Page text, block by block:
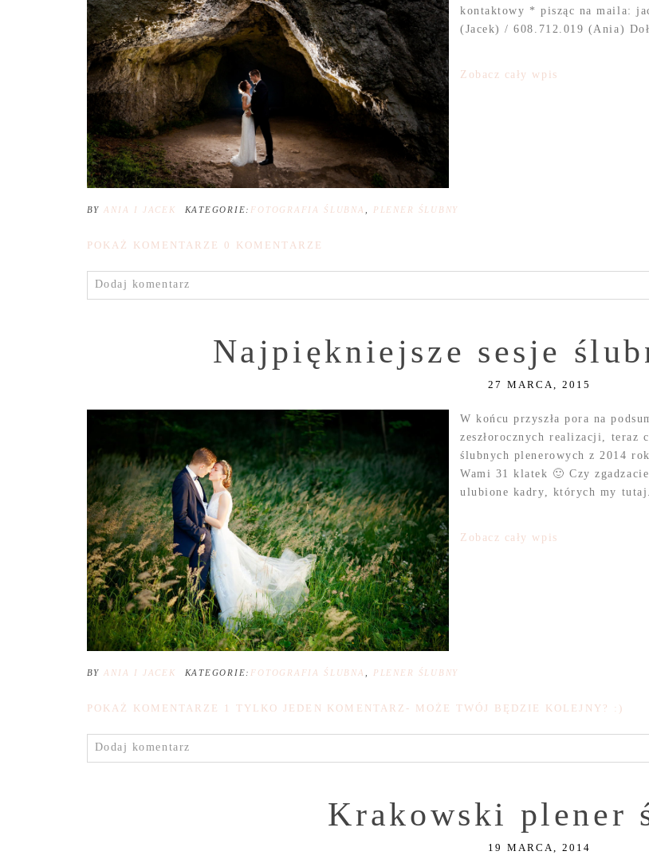
kontaktowy * pisząc na maila:
(Jacek) / 608.712.019 (Ania)
Zobacz cały wpis
BY ANIA I JACEK KATEGORIE: FOTOGRAFIA ŚLUBNA PLENER ŚLUBNY
POKAŻ KOMENTARZE 0 KOMENTARZE
Dodaj komentarz
Najpiękniejsze sesje
27 MARCA, 2015
W końcu przyszła pora na
zeszłorocznych realizacji, teraz
ślubnych plenerowych z 2014
Wami 31 klatek 🙂 Czy
ulubione kadry, których my
Zobacz cały wpis
BY ANIA I JACEK KATEGORIE: FOTOGRAFIA ŚLUBNA PLENER ŚLUBNY
POKAŻ KOMENTARZE 1 TYLKO JEDEN KOMENTARZ- MOŻE TWÓJ BĘDZIE KOLEJNY? :)
Dodaj komentarz
Krakowski plener
19 MARCA, 2014